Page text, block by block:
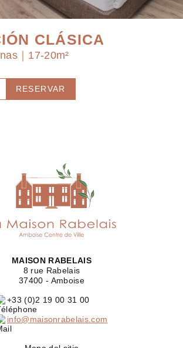
CLÁSICA
｜17-20m²
RESERVAR
MAISON RABELAIS
8 rue Rabelais
37400 - Amboise
+33 (0)2 19 00 31 00
info@maisonrabelais.com